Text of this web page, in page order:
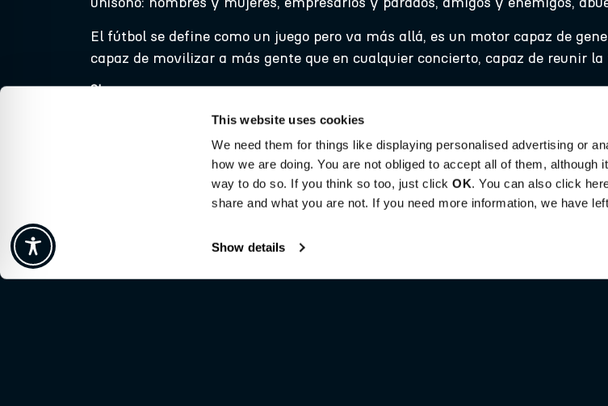
This website uses cookies
We need them for things like displaying personalised advertising or
how we are doing. You are not obliged to accept all of them, although
way to do so. If you think so too, just clickOK. You can also click
share and what you are not. If you need more information, we have
Show details
El fútbol se define como un juego pero va más allá, es un motor capaz de
capaz de movilizar a más gente que en cualquier concierto, capaz de reunir
Share
Got a story worth
telling?